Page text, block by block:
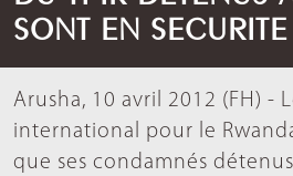
SONT EN SECURITE
Arusha, 10 avril 2012 (FH) -
international pour le
que ses condamnés